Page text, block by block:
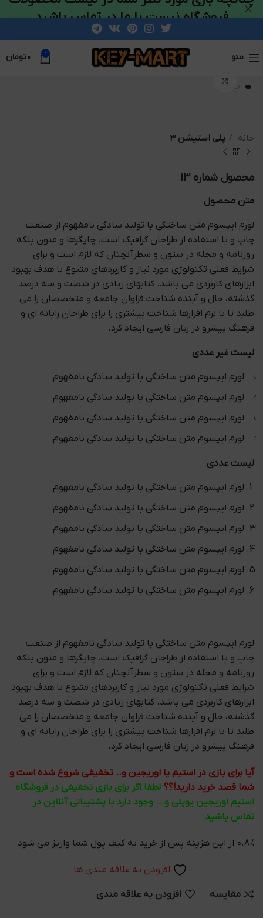
منو 0 ۰تومان
خانه پلی استیشن 3
محصول شماره 13
متن محصول
لورم ایپسوم متن ساختگی با تولید سادگی نامفهوم از صنعت
چاپ و با استفاده از طراحان گرافیک است. چاپگرها و متون بلکه
روزنامه و مجله در ستون و سطرآنچنان که لازم است و برای
شرایط فعلی تکنولوژی مورد نیاز و کاربردهای متنوع با هدف بهبود
ابزارهای کاربردی می باشد. کتابهای زیادی در شصت و سه درصد
گذشته، حال و آینده شناخت فراوان جامعه و متخصصان را می
طلبد تا با نرم افزارها شناخت بیشتری را برای طراحان رایانه ای و
فرهنگ پیشرو در زبان فارسی ایجاد کرد.
لیست غیر عددی
لورم ایپسوم متن ساختگی با تولید سادگی نامفهوم
لورم ایپسوم متن ساختگی با تولید سادگی نامفهوم
لورم ایپسوم متن ساختگی با تولید سادگی نامفهوم
لورم ایپسوم متن ساختگی با تولید سادگی نامفهوم
لیست عددی
لورم ایپسوم متن ساختگی با تولید سادگی نامفهوم
لورم ایپسوم متن ساختگی با تولید سادگی نامفهوم
لورم ایپسوم متن ساختگی با تولید سادگی نامفهوم
لورم ایپسوم متن ساختگی با تولید سادگی نامفهوم
لورم ایپسوم متن ساختگی با تولید سادگی نامفهوم
لورم ایپسوم متن ساختگی با تولید سادگی نامفهوم
لورم ایپسوم متن ساختگی با تولید سادگی نامفهوم از صنعت
چاپ و با استفاده از طراحان گرافیک است. چاپگرها و متون بلکه
روزنامه و مجله در ستون و سطرآنچنان که لازم است و برای
شرایط فعلی تکنولوژی مورد نیاز و کاربردهای متنوع با هدف بهبود
ابزارهای کاربردی می باشد. کتابهای زیادی در شصت و سه درصد
گذشته، حال و آینده شناخت فراوان جامعه و متخصصان را می
طلبد تا با نرم افزارها شناخت بیشتری را برای طراحان رایانه ای و
فرهنگ پیشرو در زبان فارسی ایجاد کرد.
آیا برای بازی در استیم یا اوریجین و.. تخفیفی شروع شده است و
شما قصد خرید دارید!؟؟ لطفا اگر برای بازی تخفیفی در فروشگاه
استیم اوریجین یوپلی و... وجود دارد با پشتیبانی آنلاین در
تماس باشید
0.8% از این هزینه پس از خرید به کیف پول شما واریز می شود
افزودن به علاقه مندی ها
مقایسه افزودن به علاقه مندی
فروشگاه نیست با ما در تماس باشید